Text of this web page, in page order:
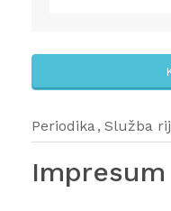
Periodika Služba
Impresum